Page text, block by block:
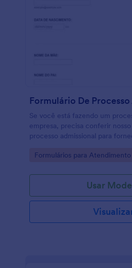
Formulário De
Se você está fazendo um
empresa, precisa conferir
processo admissional para
Go to Category:
Formulários para
Usar